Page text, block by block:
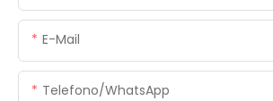
E-Mail
Telefono/WhatsApp